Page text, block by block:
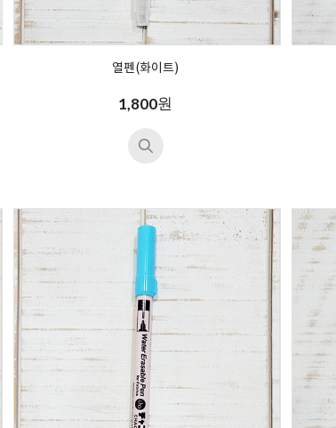
열펜(화이트)
1,800원